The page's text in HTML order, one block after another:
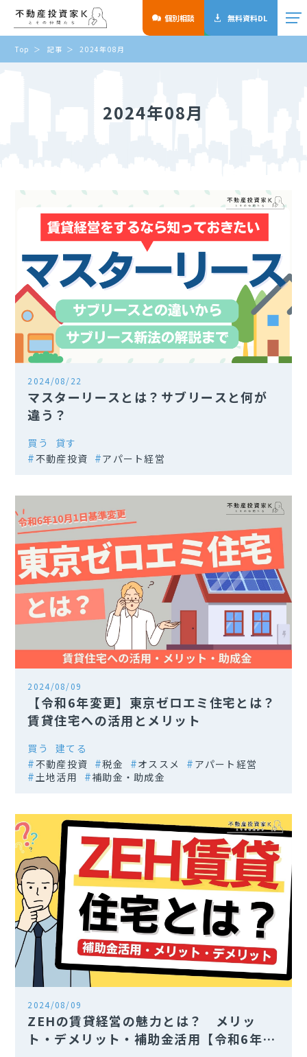
個別相談 無料資料DL
Top 記事 2024年08月
2024年08月
2024/08/22
マスターリースとは？サブリースと何が
違う？
買う
貸す
不動産投資
アパート経営
2024/08/09
【令和6年変更】東京ゼロエミ住宅とは？
賃貸住宅への活用とメリット
買う
建てる
不動産投資
税金 オススメ
アパート経営
土地活用
補助金・助成金
2024/08/09
ZEHの賃貸経営の魅力とは？ メリッ
ト・デメリット・補助金活用【令和6年